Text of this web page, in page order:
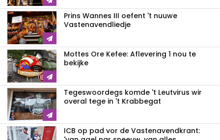
Prins Wannes III oefent 't nuuwe
Vastenavendliedje
Mottes Ore Kefee: Aflevering 1 nou te
bekijke
Tegeswoordegs komde 't Leutvirus wir
overal tege in 't Krabbegat
ICB op pad vor de Vastenavendkrant: